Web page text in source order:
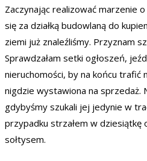
Zaczynając realizować marzenie
się za działką budowlaną do
ziemi już znaleźliśmy. Przyznam
Sprawdzałam setki ogłoszeń,
nieruchomości, by na końcu trafić
nigdzie wystawiona na sprzedaż.
gdybyśmy szukali jej jedynie w
przypadku strzałem w dziesiątkę
sołtysem.